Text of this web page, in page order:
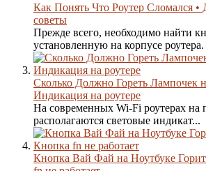
Как Понять Что Роутер Сломался •
советы
Прежде всего, необходимо найти
установленную на корпусе роутера.
Сколько Должно Гореть Лампочек
Индикация на роутере
На современных Wi-Fi роутерах на
располагаются световые индикат...
Кнопка Вай Фай на Ноутбуке